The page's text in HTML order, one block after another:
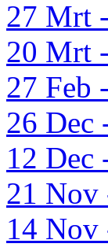
27 Mrt
20 Mrt
27 Feb
26 Dec
12 Dec
21 Nov
14 Nov